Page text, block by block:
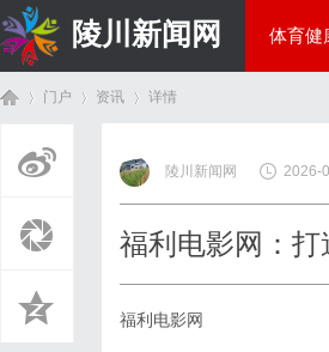
陵川新闻网 体育健
门户 资讯
›
详情
陵川新闻网 2026-
福利电影网：
福利电影网